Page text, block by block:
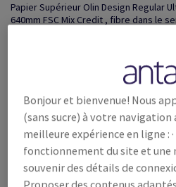
Papier Supérieur Olin Design Regular
640mm FSC Mix Credit , fibre dans le
Promotions: Offre temporaire!
Prix TTC
€ 831,34 22,21% OFF
WEB Prix promo TTC
Bonjour et bienvenue! Nous
(sans sucre) à votre
meilleure expérience en ligne :
fonctionnement du site et une
souvenir des détails de
Proposer des contenus